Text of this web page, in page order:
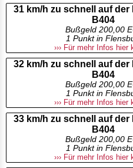
31 km/h zu schnell auf
B404
Bußgeld 200,00
1 Punkt in
››› Für mehr Infos hier
32 km/h zu schnell auf
B404
Bußgeld 200,00
1 Punkt in
››› Für mehr Infos hier
33 km/h zu schnell auf
B404
Bußgeld 200,00
1 Punkt in
››› Für mehr Infos hier